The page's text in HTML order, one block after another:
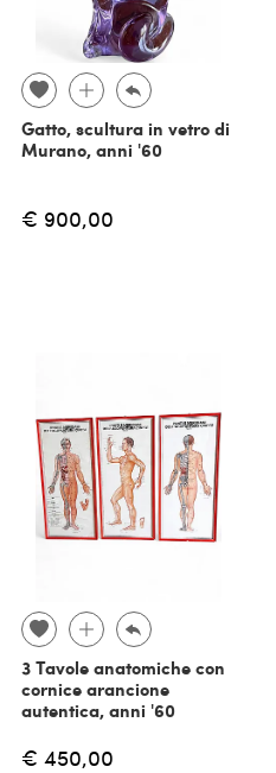
Gatto, scultura in vetro di
Murano, anni '60
€ 900,00
3 Tavole anatomiche con
cornice arancione
autentica, anni '60
€ 450,00